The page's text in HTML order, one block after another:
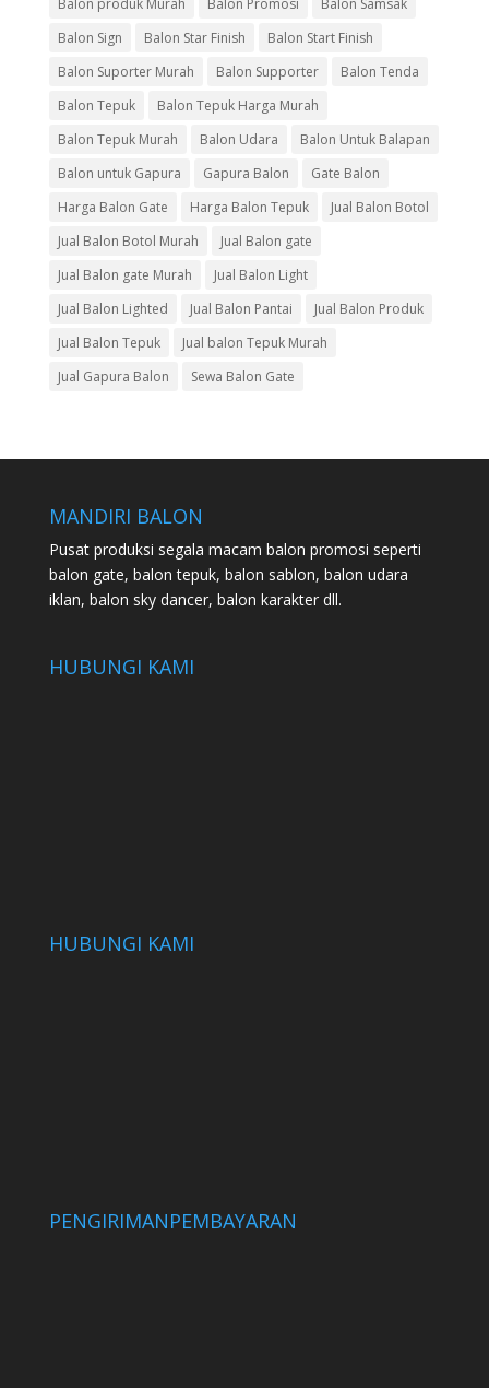
Balon produk Murah
Balon Promosi
Balon Samsak
Balon Sign
Balon Star Finish
Balon Start Finish
Balon Suporter Murah
Balon Supporter
Balon Tenda
Balon Tepuk
Balon Tepuk Harga Murah
Balon Tepuk Murah
Balon Udara
Balon Untuk Balapan
Balon untuk Gapura
Gapura Balon
Gate Balon
Harga Balon Gate
Harga Balon Tepuk
Jual Balon Botol
Jual Balon Botol Murah
Jual Balon gate
Jual Balon gate Murah
Jual Balon Light
Jual Balon Lighted
Jual Balon Pantai
Jual Balon Produk
Jual Balon Tepuk
Jual balon Tepuk Murah
Jual Gapura Balon
Sewa Balon Gate
MANDIRI BALON
Pusat produksi segala macam balon promosi seperti
balon gate, balon tepuk, balon sablon, balon udara
iklan, balon sky dancer, balon karakter dll.
HUBUNGI KAMI
HUBUNGI KAMI
PENGIRIMANPEMBAYARAN